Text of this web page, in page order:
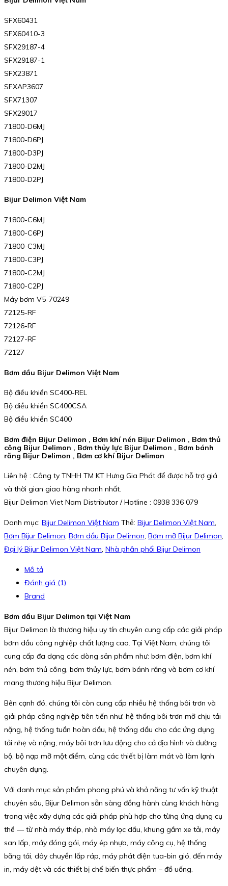
SFX60431
SFX60410-3
SFX29187-4
SFX29187-1
SFX23871
SFXAP3607
SFX71307
SFX29017
71800-D6MJ
71800-D6PJ
71800-D3PJ
71800-D2MJ
71800-D2PJ
Bijur Delimon Việt Nam
71800-C6MJ
71800-C6PJ
71800-C3MJ
71800-C3PJ
71800-C2MJ
71800-C2PJ
Máy bơm V5-70249
72125-RF
72126-RF
72127-RF
72127
Bơm dầu Bijur Delimon Việt Nam
Bộ điều khiển SC400-REL
Bộ điều khiển SC400CSA
Bộ điều khiển SC400
Bơm điện Bijur Delimon , Bơm khí nén Bijur Delimon , Bơm thủ
công Bijur Delimon , Bơm thủy lực Bijur Delimon , Bơm bánh
răng Bijur Delimon , Bơm cơ khí Bijur Delimon
Liên hệ : Công ty TNHH TM KT Hưng Gia Phát để được hỗ trợ giá
và thời gian giao hàng nhanh nhất.
Bijur Delimon Viet Nam Distributor / Hotline : 0938 336 079
Danh mục: Bijur Delimon Việt Nam Thẻ: Bijur Delimon Việt Nam,
Bơm Bijur Delimon, Bơm dầu Bijur Delimon, Bơm mỡ Bijur Delimon,
Đại lý Bijur Delimon Việt Nam, Nhà phân phối Bijur Delimon
Mô tả
Đánh giá (1)
Brand
Bơm dầu Bijur Delimon tại Việt Nam
Bijur Delimon là thương hiệu uy tín chuyên cung cấp các giải pháp
bơm dầu công nghiệp chất lượng cao. Tại Việt Nam, chúng tôi
cung cấp đa dạng các dòng sản phẩm như: bơm điện, bơm khí
nén, bơm thủ công, bơm thủy lực, bơm bánh răng và bơm cơ khí
mang thương hiệu Bijur Delimon.
Bên cạnh đó, chúng tôi còn cung cấp nhiều hệ thống bôi trơn và
giải pháp công nghiệp tiên tiến như: hệ thống bôi trơn mỡ chịu tải
nặng, hệ thống tuần hoàn dầu, hệ thống dầu cho các ứng dụng
tải nhẹ và nặng, máy bôi trơn lưu động cho cả địa hình và đường
bộ, bộ nạp mỡ một điểm, cùng các thiết bị làm mát và làm lạnh
chuyên dụng.
Với danh mục sản phẩm phong phú và khả năng tư vấn kỹ thuật
chuyên sâu, Bijur Delimon sẵn sàng đồng hành cùng khách hàng
trong việc xây dựng các giải pháp phù hợp cho từng ứng dụng cụ
thể — từ nhà máy thép, nhà máy lọc dầu, khung gầm xe tải, máy
san lấp, máy đóng gói, máy ép nhựa, máy công cụ, hệ thống
băng tải, dây chuyền lắp ráp, máy phát điện tua-bin gió, đến máy
in, máy dệt và các thiết bị chế biến thực phẩm – đồ uống.